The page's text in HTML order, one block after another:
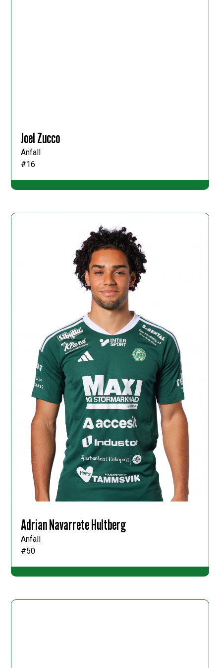
Joel Zucco
Anfall
#16
Adrian Navarrete Hultberg
Anfall
#50